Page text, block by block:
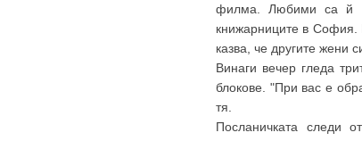
филма. Любими са й
книжарниците в София.
казва, че другите жени
Винаги вечер гледа
блокове. "При вас е
тя.
Посланичката следи